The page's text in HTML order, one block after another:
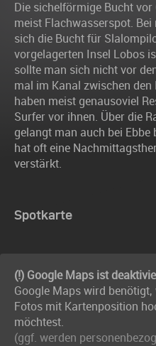
Die sichelförmige Bucht
meist Flachwasserspot.
sich die Bucht für
vorgelagerten Insel Lobos
sollte man sich nicht vor
mal im Kanal zwischen
haben meist genausoviel
Surfer vor ihnen. Über die
gelangt man auch bei Ebbe
hat oft eine
verstärkt.
Spotkarte
(!) Google Maps ist
Google Maps wird benötigt,
Fotos mit Kartenposition
möchtest.
(ggf. werden